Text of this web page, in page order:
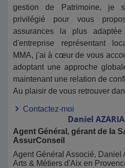
gestion de Patrimoine, je
privilégié pour vous
assurances la plus
d'entreprise représentant
MMA, j'ai à cœur de vous
adoptant une approche
maintenant une relation de
Au plaisir de vous retrouver
Contactez-moi
Daniel
Agent Général, gérant de la
AssurConseil
Agent Général Associé, Daniel
Arts & Métiers d'Aix en